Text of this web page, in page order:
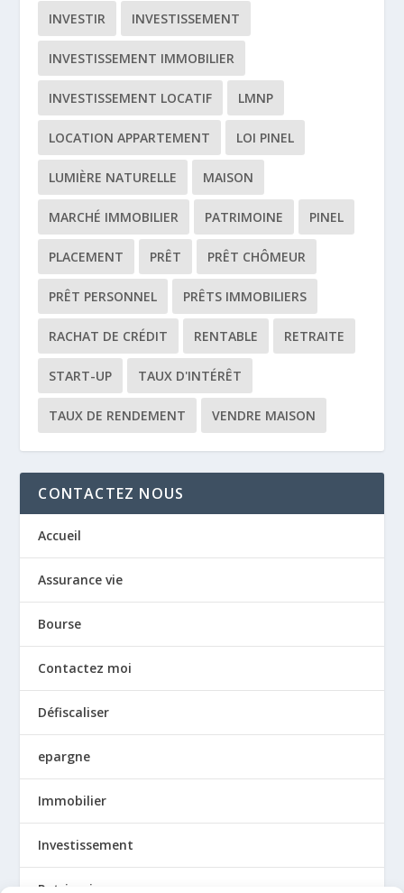
INVESTIR INVESTISSEMENT
INVESTISSEMENT IMMOBILIER
INVESTISSEMENT LOCATIF LMNP
LOCATION APPARTEMENT LOI PINEL
LUMIÈRE NATURELLE MAISON
MARCHÉ IMMOBILIER PATRIMOINE PINEL
PLACEMENT PRÊT PRÊT CHÔMEUR
PRÊT PERSONNEL PRÊTS IMMOBILIERS
RACHAT DE CRÉDIT RENTABLE RETRAITE
START-UP TAUX D'INTÉRÊT
TAUX DE RENDEMENT VENDRE MAISON
CONTACTEZ NOUS
Accueil
Assurance vie
Bourse
Contactez moi
Défiscaliser
epargne
Immobilier
Investissement
Patrimoine